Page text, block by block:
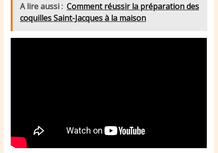
A lire aussi : Comment réussir la préparation des
coquilles Saint-Jacques à la maison